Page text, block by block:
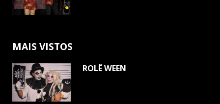
MAIS VISTOS
ROLÊ WEEN